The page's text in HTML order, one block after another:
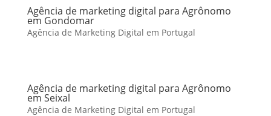
Agência de marketing digital para Agrônomo
em Gondomar
Agência de Marketing Digital em Portugal
Agência de marketing digital para Agrônomo
em Seixal
Agência de Marketing Digital em Portugal